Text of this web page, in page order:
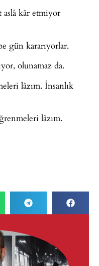
kâr etmiyor
gün kararıyorlar.
olunamaz da.
lâzım. İnsanlık
lâzım.